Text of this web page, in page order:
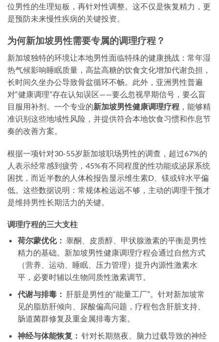
位男性的生理短板，再针对性调整。这不仅是恢复精力，更
是预防未来慢性疾病的关键投资。
为何新加坡男性需要专属的调理疗程？
新加坡独特的环境让本地男性面临特殊的健康挑战：常年湿
热气候影响睡眠质量，高盐高糖的饮食文化增加代谢负担，
长时间久坐办公导致骨盆循环不畅。此外，亚洲男性普遍
对“健康调理”存在认知误区——要么忽视早期信号，要么盲
目服用补剂。一个专业的新加坡男性健康调理疗程 ，能够精
准识别这些地域性风险，并提供符合本地饮食习惯和作息节
奏的改善方案。
根据一项针对30-55岁新加坡职场男性的调查，超过67%的
人表示经常感到疲劳，45%有不同程度的性功能或泌尿系统
困扰，而近半数的人体检报告显示维生素D、镁或锌水平偏
低。这些数据说明：常规体检远远不够，主动的调理干预才
是维持男性长期活力的关键。
调理疗程的三大支柱
荷尔蒙优化： 睾酮、皮质醇、甲状腺激素的平衡是男性
精力的基础。新加坡男性健康调理疗程会通过自然方式
（营养、运动、睡眠、压力管理）提升内源性激素水
平，必要时辅以生物同质性激素调节。
代谢与排毒： 肝脏是男性的“能量工厂”。针对新加坡常
见的脂肪肝倾向、尿酸偏高问题，疗程包含肝脏支持、
肠道菌群修复及重金属排毒方案。
神经与体能恢复： 针对长期熬夜、脑力过载导致的神经